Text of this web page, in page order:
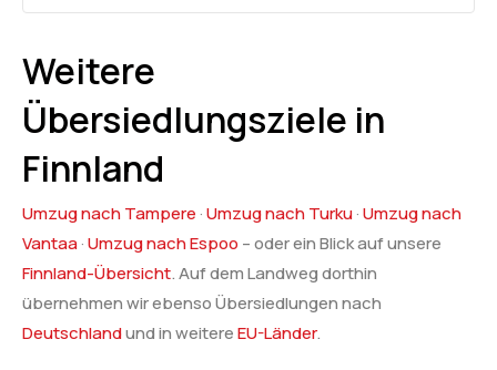
Weitere
Übersiedlungsziele in
Finnland
Umzug nach Tampere ·Umzug nach Turku·Umzug nach
Vantaa·Umzug nach Espoo – oder ein Blick auf unsere
Finnland-Übersicht. Auf dem Landweg dorthin
übernehmen wir ebenso Übersiedlungen nach
Deutschlandund in weitereEU-Länder.